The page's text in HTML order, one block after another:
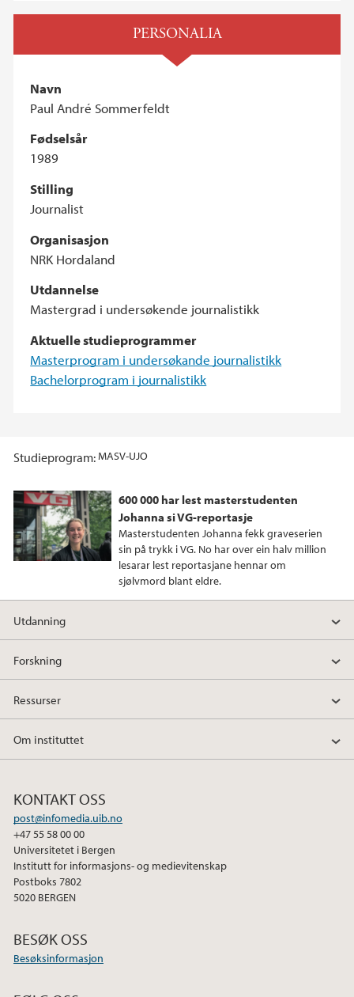
PERSONALIA
Navn
Paul André Sommerfeldt
Fødselsår
1989
Stilling
Journalist
Organisasjon
NRK Hordaland
Utdannelse
Mastergrad i undersøkende journalistikk
Aktuelle studieprogrammer
Masterprogram i undersøkande journalistikk
Bachelorprogram i journalistikk
Studieprogram MASV-UJO
600 000 har lest masterstudenten
Johanna si VG-reportasje
Masterstudenten Johanna fekk graveserien
sin på trykk i VG. No har over ein halv million
lesarar lest reportasjane hennar om
sjølvmord blant eldre.
Utdanning
Forskning
Ressurser
Om instituttet
KONTAKT OSS
post@infomedia.uib.no
+47 55 58 00 00
Universitetet i Bergen
Institutt for informasjons- og medievitenskap
Postboks 7802
5020 BERGEN
BESØK OSS
Besøksinformasjon